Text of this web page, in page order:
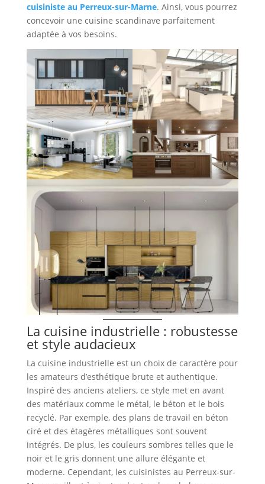
cuisiniste au Perreux-sur-Marne. Ainsi, vous pourrez
concevoir une cuisine scandinave parfaitement
adaptée à vos besoins.
La cuisine industrielle : robustesse
et style audacieux
La cuisine industrielle est un choix de caractère pour
les amateurs d’esthétique brute et authentique.
Inspiré des anciens ateliers, ce style met en avant
des matériaux comme le métal, le béton et le bois
recyclé. Par exemple, des plans de travail en béton
ciré et des étagères métalliques sont souvent
intégrés. De plus, les couleurs sombres telles que le
noir et le gris donnent une allure élégante et
moderne. Cependant, les cuisinistes au Perreux-sur-